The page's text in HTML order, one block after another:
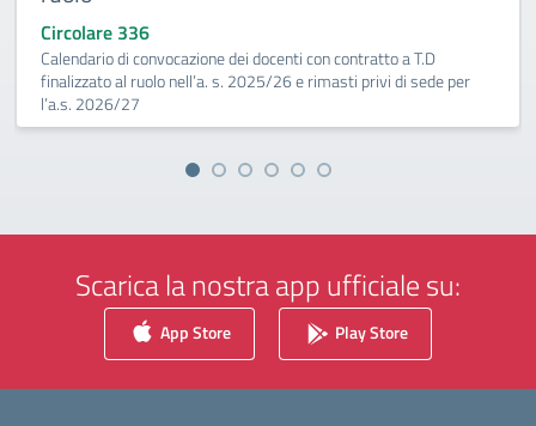
Circolare 336
Calendario di convocazione dei docenti con contratto a T.D
finalizzato al ruolo nell’a. s. 2025/26 e rimasti privi di sede per
l’a.s. 2026/27
Scarica la nostra app ufficiale su:
App Store Play Store